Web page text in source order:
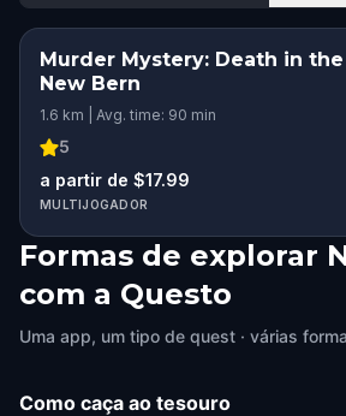
Murder Mystery: Death in
New Bern
1.6 km | Avg. time: 90 min
5
a partir de $17.99
MULTIJOGADOR
Formas de explorar
com a Questo
Uma app, um tipo de quest · várias
Como caça ao tesouro